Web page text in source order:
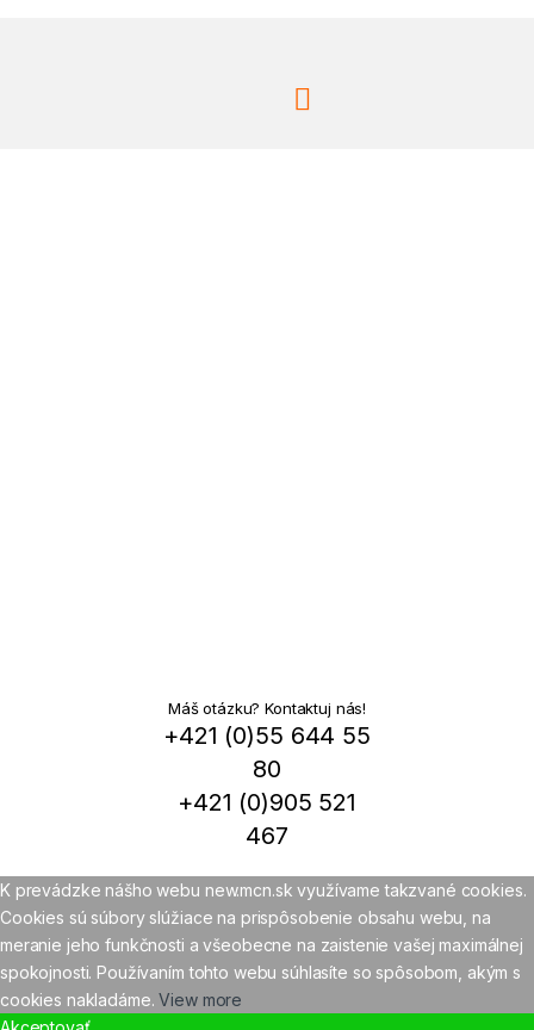
Máš otázku? Kontaktuj nás!
+421 (0)55 644 55
80
+421 (0)905 521
467
K prevádzke nášho webu new.mcn.sk využívame takzvané cookies.
Cookies sú súbory slúžiace na prispôsobenie obsahu webu, na
meranie jeho funkčnosti a všeobecne na zaistenie vašej maximálnej
spokojnosti. Používaním tohto webu súhlasíte so spôsobom, akým s
cookies nakladáme.View more